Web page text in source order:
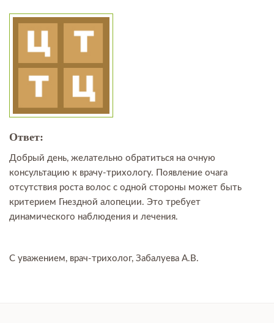
Ответ:
Добрый день, желательно обратиться на очную
консультацию к врачу-трихологу. Появление очага
отсутствия роста волос с одной стороны может быть
критерием Гнездной алопеции. Это требует
динамического наблюдения и лечения.
С уважением, врач-трихолог, Забалуева А.В.